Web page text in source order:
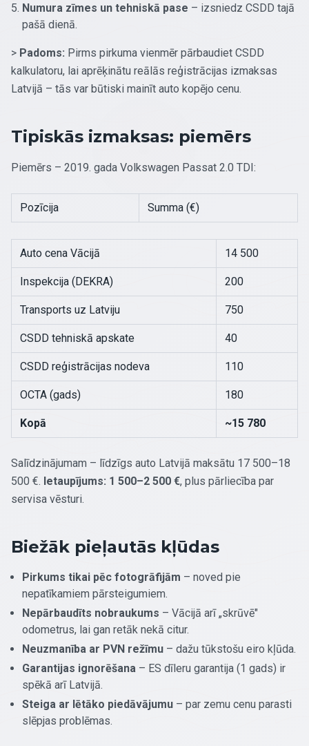
Numura zīmes un tehniskā pase – izsniedz CSDD tajā
pašā dienā.
> Padoms: Pirms pirkuma vienmēr pārbaudiet CSDD
kalkulatoru, lai aprēķinātu reālās reģistrācijas izmaksas
Latvijā – tās var būtiski mainīt auto kopējo cenu.
Tipiskās izmaksas: piemērs
Piemērs – 2019. gada Volkswagen Passat 2.0 TDI:
Pozīcija Summa (€)
Auto cena Vācijā 14 500
Inspekcija (DEKRA) 200
Transports uz Latviju 750
CSDD tehniskā apskate 40
CSDD reģistrācijas nodeva 110
OCTA (gads) 180
Kopā ~15 780
Salīdzinājumam – līdzīgs auto Latvijā maksātu 17 500–18
500 €. Ietaupījums: 1 500–2 500 €, plus pārliecība par
servisa vēsturi.
Biežāk pieļautās kļūdas
Pirkums tikai pēc fotogrāfijām – noved pie
nepatīkamiem pārsteigumiem.
Nepārbaudīts nobraukums – Vācijā arī „skrūvē"
odometrus, lai gan retāk nekā citur.
Neuzmanība ar PVN režīmu – dažu tūkstošu eiro kļūda.
Garantijas ignorēšana – ES dīleru garantija (1 gads) ir
spēkā arī Latvijā.
Steiga ar lētāko piedāvājumu – par zemu cenu parasti
slēpjas problēmas.